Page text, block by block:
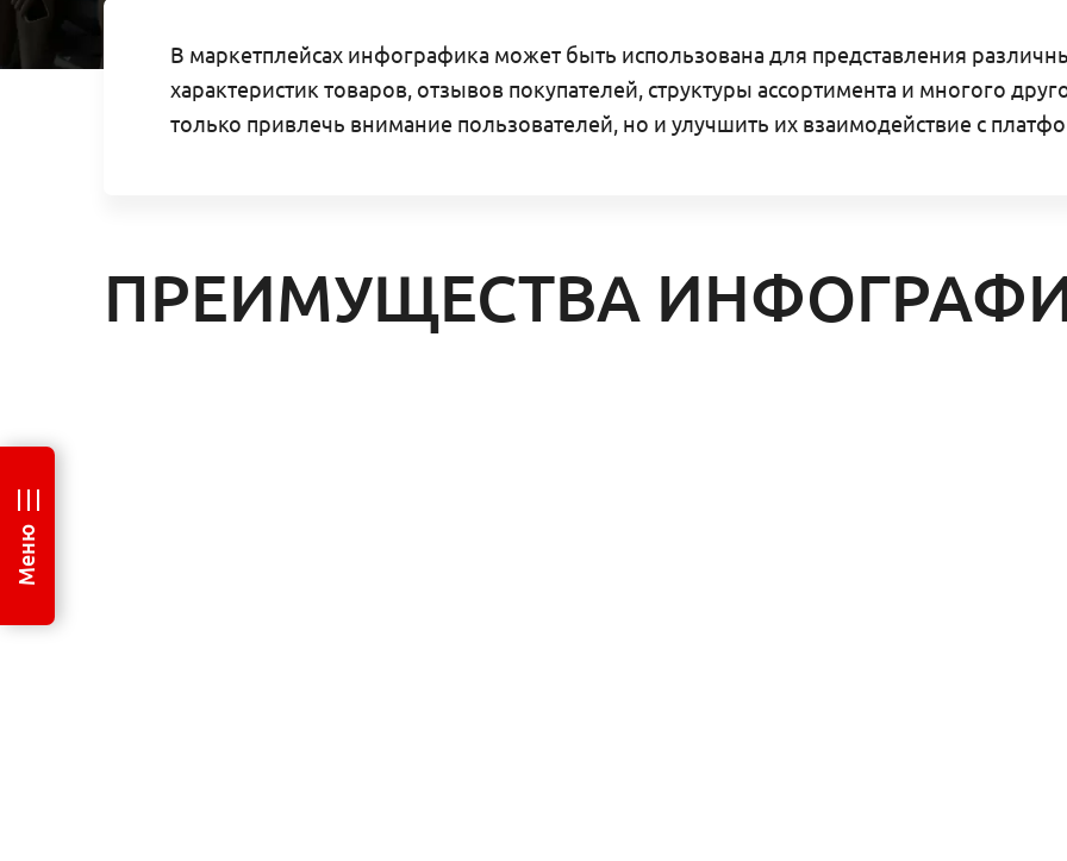
В маркетплейсах инфографика может быть использована для представления
характеристик товаров, отзывов покупателей, структуры ассортимента и многого
только привлечь внимание пользователей, но и улучшить их взаимодействие с
ПРЕИМУЩЕСТВА
Меню